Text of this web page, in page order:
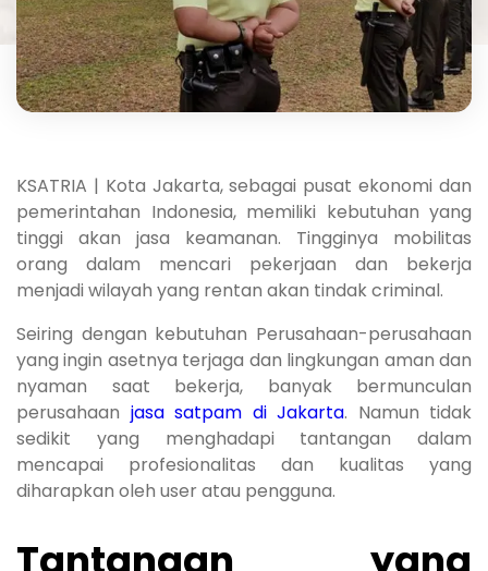
KSATRIA | Kota Jakarta, sebagai pusat ekonomi dan
pemerintahan Indonesia, memiliki kebutuhan yang
tinggi akan jasa keamanan. Tingginya mobilitas
orang dalam mencari pekerjaan dan bekerja
menjadi wilayah yang rentan akan tindak criminal.
Seiring dengan kebutuhan Perusahaan-perusahaan
yang ingin asetnya terjaga dan lingkungan aman dan
nyaman saat bekerja, banyak bermunculan
perusahaan jasa satpam di Jakarta. Namun tidak
sedikit yang menghadapi tantangan dalam
mencapai profesionalitas dan kualitas yang
diharapkan oleh user atau pengguna.
Tantangan yang